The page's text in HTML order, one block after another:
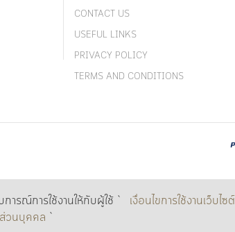
รณ์การใช้งานให้กับผู้ใช้ ` เงื่อนไขการใช้งานเว็บไซต์
วนบุคคล `
CONTACT US
USEFUL LINKS
PRIVACY POLICY
TERMS AND CONDITIONS